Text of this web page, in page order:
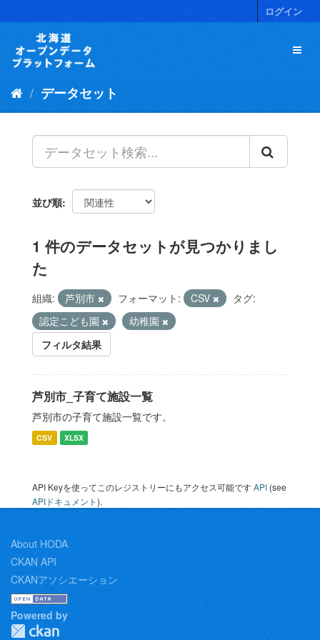
キ
ログイン
データセット
並び順
1 件のデータセットが見つかりまし
た
組織: 芦別市 フォーマット: CSV
タグ:
認定こども園
幼稚園
フィルタ結果
芦別市_子育て施設一覧
芦別市の子育て施設一覧です。
CSV XLSX
API Keyを使ってこのレジストリーにもアクセス可能ですAPI (see
APIドキュメント).
About HODA
CKAN API
CKANアソシエーション
Powered by